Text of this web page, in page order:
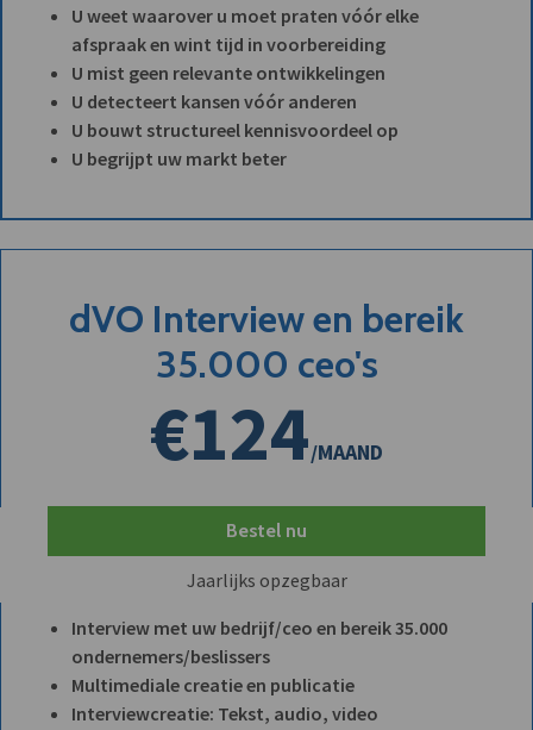
U weet waarover u moet praten vóór elke
afspraak en wint tijd in voorbereiding
U mist geen relevante ontwikkelingen
U detecteert kansen vóór anderen
U bouwt structureel kennisvoordeel op
U begrijpt uw markt beter
dVO Interview en bereik
35.000 ceo's
€124/MAAND
Bestel nu
Jaarlijks opzegbaar
Interview met uw bedrijf/ceo en bereik 35.000
ondernemers/beslissers
Multimediale creatie en publicatie
Interviewcreatie: Tekst, audio, video